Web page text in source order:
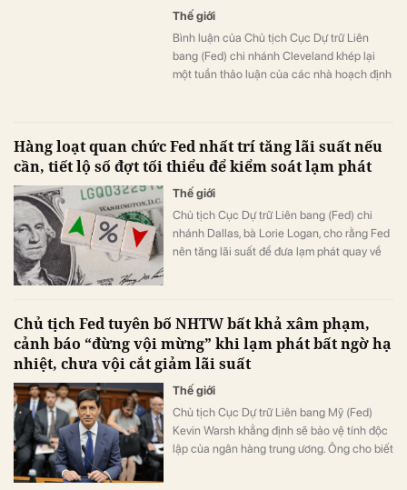
Thế giới
Bình luận của Chủ tịch Cục Dự trữ Liên
bang (Fed) chi nhánh Cleveland khép lại
một tuần thảo luận của các nhà hoạch định
Hàng loạt quan chức Fed nhất trí tăng lãi suất nếu
cần, tiết lộ số đợt tối thiểu để kiểm soát lạm phát
Thế giới
Chủ tịch Cục Dự trữ Liên bang (Fed) chi
nhánh Dallas, bà Lorie Logan, cho rằng Fed
nên tăng lãi suất để đưa lạm phát quay về
Chủ tịch Fed tuyên bố NHTW bất khả xâm phạm,
cảnh báo “đừng vội mừng” khi lạm phát bất ngờ hạ
nhiệt, chưa vội cắt giảm lãi suất
Thế giới
Chủ tịch Cục Dự trữ Liên bang Mỹ (Fed)
Kevin Warsh khẳng định sẽ bảo vệ tính độc
lập của ngân hàng trung ương. Ông cho biết